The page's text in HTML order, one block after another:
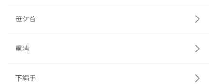
笹ケ谷
重清
下縄手